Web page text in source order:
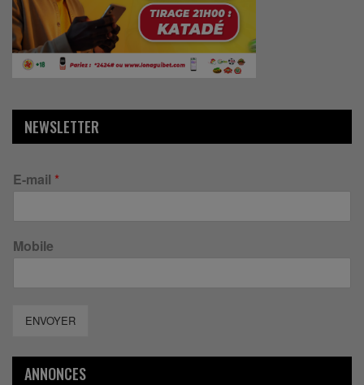
NEWSLETTER
E-mail *
Mobile
ENVOYER
ANNONCES